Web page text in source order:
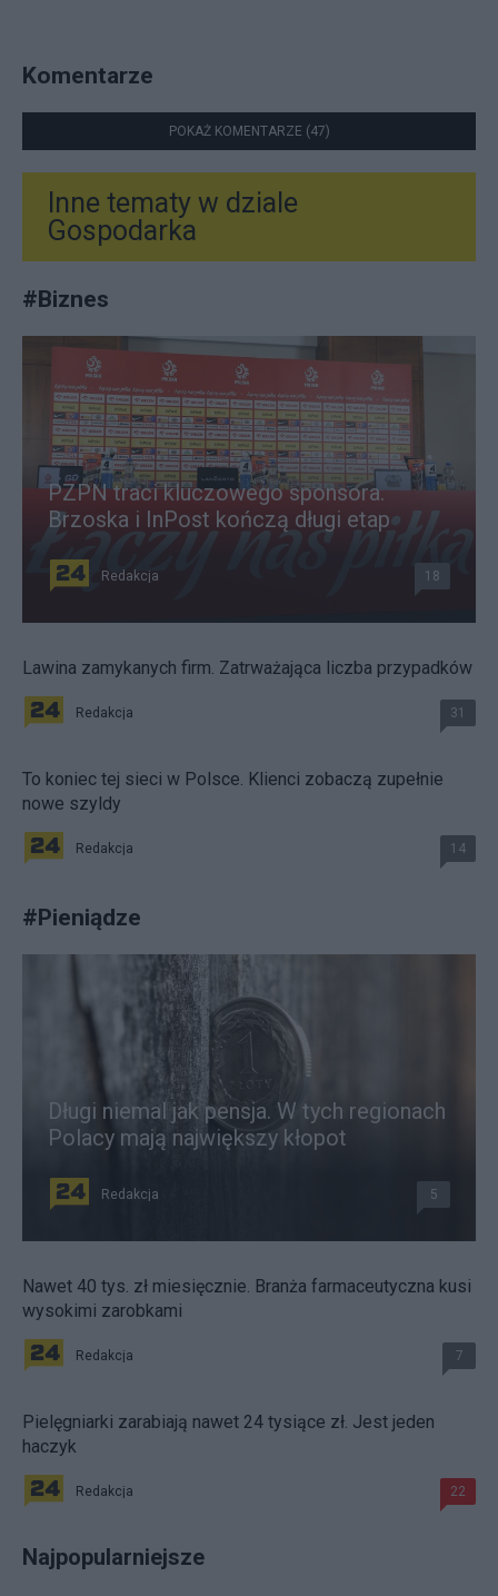
Komentarze
POKAŻ KOMENTARZE (47)
Inne tematy w dziale
Gospodarka
#Biznes
PZPN traci kluczowego sponsora.
Brzoska i InPost kończą długi etap
Redakcja 18
Lawina zamykanych firm. Zatrważająca liczba przypadków
Redakcja 31
To koniec tej sieci w Polsce. Klienci zobaczą zupełnie
nowe szyldy
Redakcja 14
#Pieniądze
Długi niemal jak pensja. W tych regionach
Polacy mają największy kłopot
Redakcja 5
Nawet 40 tys. zł miesięcznie. Branża farmaceutyczna kusi
wysokimi zarobkami
Redakcja 7
Pielęgniarki zarabiają nawet 24 tysiące zł. Jest jeden
haczyk
Redakcja 22
Najpopularniejsze